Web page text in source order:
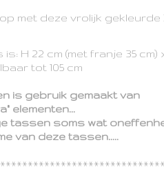
met deze vrolijk
H 22 cm (met franje 35 cm)
tot 105 cm
is gebruik gemaakt van
elementen...
tassen soms wat
van deze tassen.....